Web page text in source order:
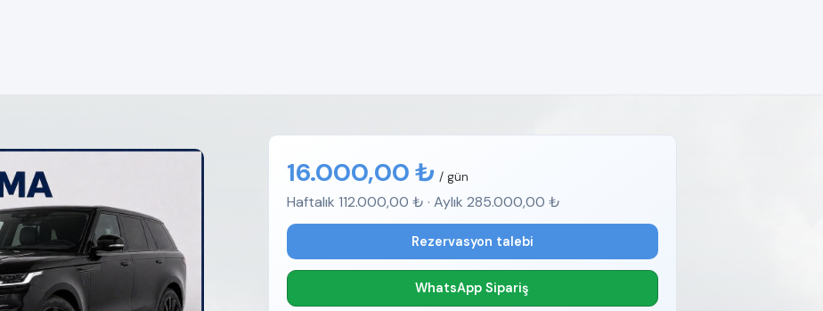
16.000,00 ₺ / gün
Haftalık 112.000,00 ₺ · Aylık 285.000,00 ₺
Rezervasyon talebi
WhatsApp Sipariş